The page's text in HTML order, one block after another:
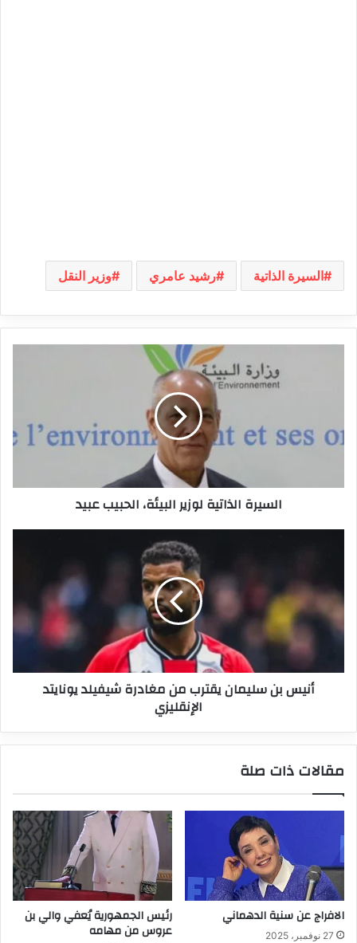
السيرة الذاتية رشيد عامري وزير النقل
عبيد
السيرة الذاتية لوزير البيئة، الحبيب عبيد
يقترب
من
مغادرة
شيفيلد
الإنقليزي
أنيس بن سليمان يقترب من مغادرة شيفيلد يونايتد
الإنقليزي
مقالات ذات صلة
الافراج عن سنية الدهماني
27 نوفمبر، 2025
رئيس الجمهورية يُعفي والي بن
عروس من مهامه